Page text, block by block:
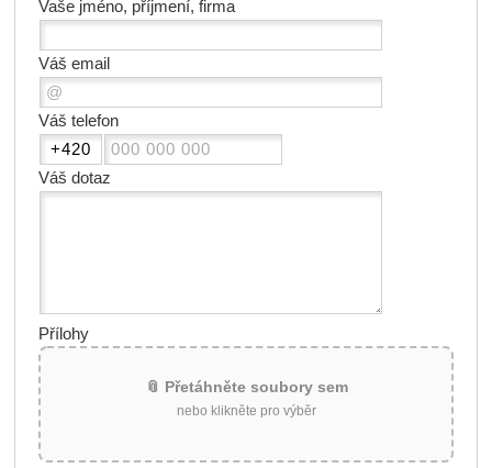
Vaše jméno, příjmení, firma
Váš email
Váš telefon
Váš dotaz
Přílohy
📎 Přetáhněte soubory sem
nebo klikněte pro výběr